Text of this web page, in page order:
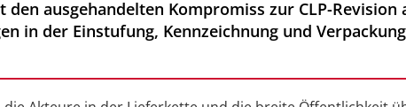
den ausgehandelten Kompromiss zur CLP-
in der Einstufung, Kennzeichnung und